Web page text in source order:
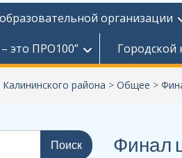
организации
это ПРО100”
Городской
района > Общее >
Финал